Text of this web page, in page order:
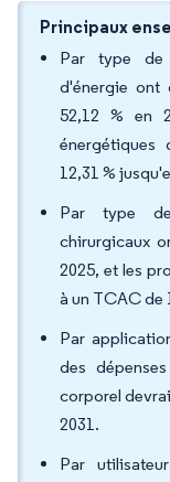
Principaux
Par type de
d'énergie ont
52,12 % en
énergétiques
12,31 %
Par type
chirurgicaux
2025, et les
à un TCAC de
Par
des
corporel
2031.
Par